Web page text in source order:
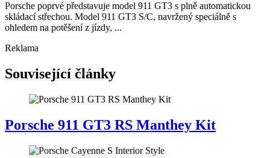
Porsche poprvé představuje model 911 GT3 s plně automatickou
skládací střechou. Model 911 GT3 S/C, navržený speciálně s
ohledem na potěšení z jízdy, ...
Reklama
Související články
Porsche 911 GT3 RS Manthey Kit